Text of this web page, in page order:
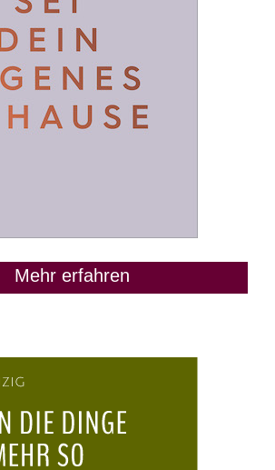
Mehr erfahren